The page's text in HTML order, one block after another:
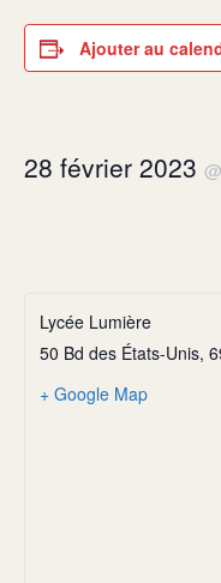
Ajouter au
28 février 2023 @
Lycée Lumière
50 Bd des États-Unis,
+ Google Map